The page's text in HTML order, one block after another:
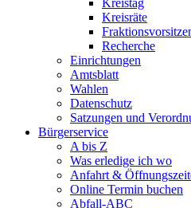
Kreistag
Kreisräte
Recherche
Einrichtungen
Amtsblatt
Wahlen
Datenschutz
Satzungen und
Bürgerservice
A bis Z
Was erledige ich wo
Anfahrt &
Online Termin buchen
Abfall-ABC